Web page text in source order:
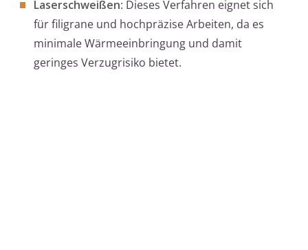
Laserschweißen: Dieses Verfahren eignet sich
für filigrane und hochpräzise Arbeiten, da es
minimale Wärmeeinbringung und damit
geringes Verzugrisiko bietet.